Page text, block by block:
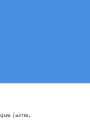
j'aime.